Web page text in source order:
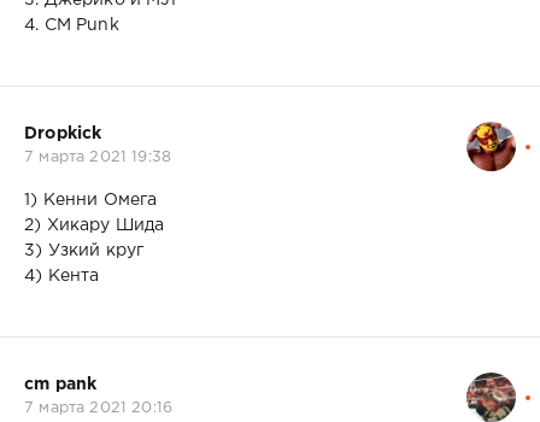
4. CM Punk
Dropkick
7 марта 2021 19:38
1) Кенни Омега
2) Хикару Шида
3) Узкий круг
4) Кента
cm pank
7 марта 2021 20:16